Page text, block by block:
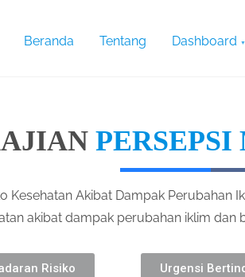
Beranda Tentang Dashboard
Kesehatan Akibat Dampak
akibat dampak perubahan iklim
Risiko Urgensi